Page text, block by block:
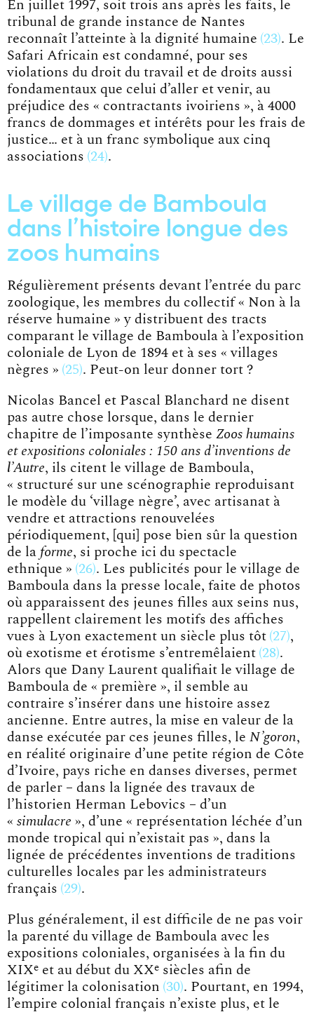
En juillet 1997, soit trois ans après les faits, le
tribunal de grande instance de Nantes
reconnaît l’atteinte à la dignité humaine 23 . Le
Safari Africain est condamné, pour ses
violations du droit du travail et de droits aussi
fondamentaux que celui d’aller et venir, au
préjudice des « contractants ivoiriens », à 4000
francs de dommages et intérêts pour les frais de
justice… et à un franc symbolique aux cinq
associations 24 .
Le village de Bamboula
dans l’histoire longue des
zoos humains
Régulièrement présents devant l’entrée du parc
zoologique, les membres du collectif « Non à la
réserve humaine » y distribuent des tracts
comparant le village de Bamboula à l’exposition
coloniale de Lyon de 1894 et à ses « villages
nègres » 25 . Peut-on leur donner tort ?
Nicolas Bancel et Pascal Blanchard ne disent
pas autre chose lorsque, dans le dernier
chapitre de l’imposante synthèse Zoos humains
et expositions coloniales : 150 ans d’inventions de
l’Autre, ils citent le village de Bamboula,
« structuré sur une scénographie reproduisant
le modèle du ‘village nègre’, avec artisanat à
vendre et attractions renouvelées
périodiquement, [qui] pose bien sûr la question
de la forme, si proche ici du spectacle
ethnique » 26 . Les publicités pour le village de
Bamboula dans la presse locale, faite de photos
où apparaissent des jeunes filles aux seins nus,
rappellent clairement les motifs des affiches
vues à Lyon exactement un siècle plus tôt 27 ,
où exotisme et érotisme s’entremêlaient 28 .
Alors que Dany Laurent qualifiait le village de
Bamboula de « première », il semble au
contraire s’insérer dans une histoire assez
ancienne. Entre autres, la mise en valeur de la
danse exécutée par ces jeunes filles, le N’goron,
en réalité originaire d’une petite région de Côte
d’Ivoire, pays riche en danses diverses, permet
de parler – dans la lignée des travaux de
l’historien Herman Lebovics – d’un
« simulacre », d’une « représentation léchée d’un
monde tropical qui n’existait pas », dans la
lignée de précédentes inventions de traditions
culturelles locales par les administrateurs
français 29 .
Plus généralement, il est difficile de ne pas voir
la parenté du village de Bamboula avec les
expositions coloniales, organisées à la fin du
XIXe et au début du XXe siècles afin de
légitimer la colonisation 30 . Pourtant, en 1994,
l’empire colonial français n’existe plus, et le